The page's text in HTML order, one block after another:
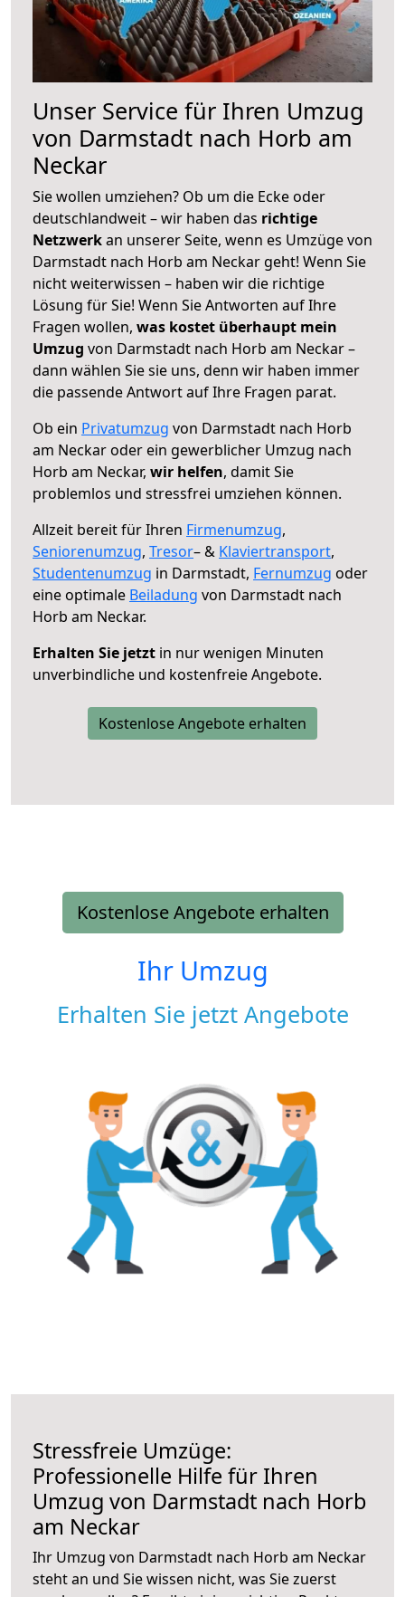
Unser Service für Ihren Umzug
von Darmstadt nach Horb am
Neckar
Sie wollen umziehen? Ob um die Ecke oder
deutschlandweit – wir haben das richtige
Netzwerkan unserer Seite, wenn es Umzüge von
Darmstadt nach Horb am Neckar geht! Wenn Sie
nicht weiterwissen – haben wir die richtige
Lösung für Sie! Wenn Sie Antworten auf Ihre
Fragen wollen, was kostet überhaupt mein
Umzug von Darmstadt nach Horb am Neckar –
dann wählen Sie sie uns, denn wir haben immer
die passende Antwort auf Ihre Fragen parat.
Ob ein Privatumzug von Darmstadt nach Horb
am Neckar oder ein gewerblicher Umzug nach
Horb am Neckar, wir helfen, damit Sie
problemlos und stressfrei umziehen können.
Allzeit bereit für Ihren Firmenumzug,
Seniorenumzug, Tresor– & Klaviertransport,
Studentenumzug in Darmstadt, Fernumzug oder
eine optimale Beiladung von Darmstadt nach
Horb am Neckar.
Erhalten Sie jetzt in nur wenigen Minuten
unverbindliche und kostenfreie Angebote.
Kostenlose Angebote erhalten
Kostenlose Angebote erhalten
Ihr Umzug
Erhalten Sie jetzt Angebote
Stressfreie Umzüge:
Professionelle Hilfe für Ihren
Umzug von Darmstadt nach Horb
am Neckar
Ihr Umzug von Darmstadt nach Horb am Neckar
steht an und Sie wissen nicht, was Sie zuerst